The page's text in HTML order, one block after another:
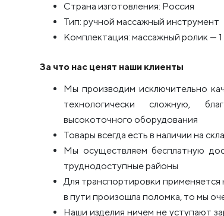
Страна изготовления: Россия
Тип: ручной массажный инструмент
Комплектация: массажный ролик —
За что нас ценят наши клиенты
Мы производим исключительно
технологически сложную,
высокоточного оборудования
Товары всегда есть в наличии на
Мы осуществляем бесплатную
труднодоступные районы
Для транспортировки применяется
в пути произошла поломка, то мы
Наши изделия ничем не уступают